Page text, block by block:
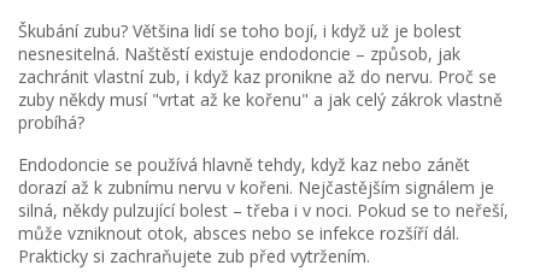
Škubání zubu? Většina lidí se toho bojí, i když už je bolest
nesnesitelná. Naštěstí existuje endodoncie – způsob, jak
zachránit vlastní zub, i když kaz pronikne až do nervu. Proč se
zuby někdy musí "vrtat až ke kořenu" a jak celý zákrok vlastně
probíhá?
Endodoncie se používá hlavně tehdy, když kaz nebo zánět
dorazí až k zubnímu nervu v kořeni. Nejčastějším signálem je
silná, někdy pulzující bolest – třeba i v noci. Pokud se to neřeší,
může vzniknout otok, absces nebo se infekce rozšíří dál.
Prakticky si zachraňujete zub před vytržením.